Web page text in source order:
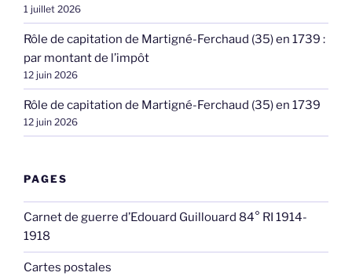
1 juillet 2026
Rôle de capitation de Martigné-Ferchaud (35) en 1739 :
par montant de l’impôt
12 juin 2026
Rôle de capitation de Martigné-Ferchaud (35) en 1739
12 juin 2026
PAGES
Carnet de guerre d’Edouard Guillouard 84° RI 1914-
1918
Cartes postales